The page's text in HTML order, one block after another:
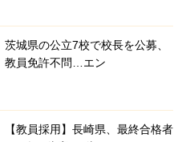
茨城県の公立7校で校長を公募、
教員免許不問…エン
【教員採用】長崎県、最終合格者